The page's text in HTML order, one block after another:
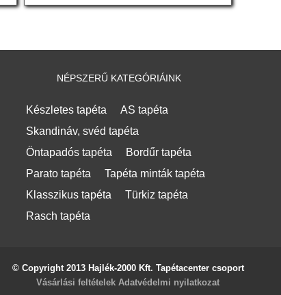
NÉPSZERŰ KATEGÓRIÁINK
Készletes tapéta
AS tapéta
Skandináv, svéd tapéta
Öntapadós tapéta
Bordűr tapéta
Parato tapéta
Tapéta minták tapéta
Klasszikus tapéta
Türkiz tapéta
Rasch tapéta
© Copyright 2013 Hajlék-2000 Kft. Tapétacenter csoport
Vásárlási feltételek Adatvédelmi nyilatkozat